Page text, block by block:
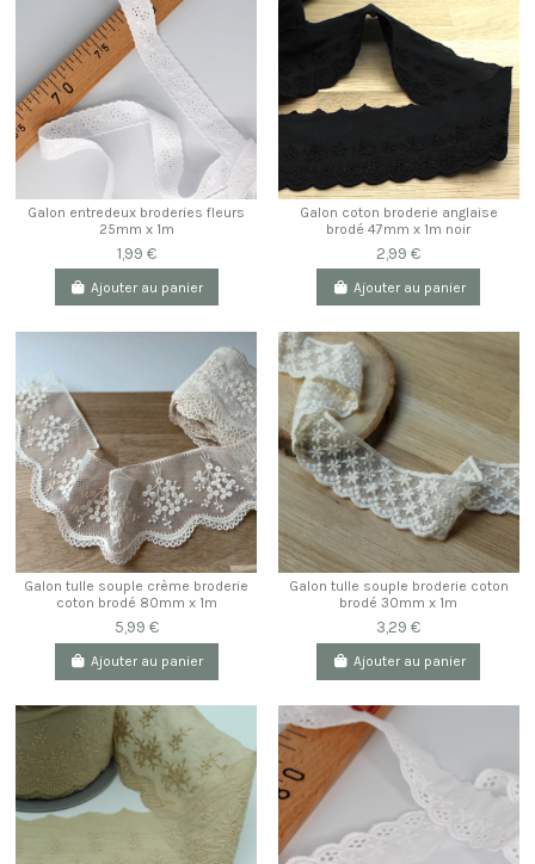
Galon entredeux broderies fleurs
25mm x 1m
1,99 €
Ajouter au panier
Galon coton broderie anglaise
brodé 47mm x 1m noir
2,99 €
Ajouter au panier
Galon tulle souple crème broderie
coton brodé 80mm x 1m
5,99 €
Ajouter au panier
Galon tulle souple broderie coton
brodé 30mm x 1m
3,29 €
Ajouter au panier